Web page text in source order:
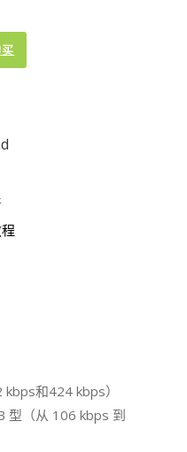
和424 kbps）
型（从 106 kbps 到